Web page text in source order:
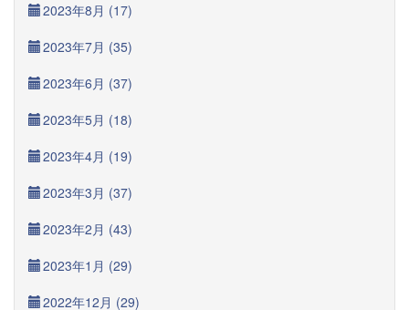
2023年8月 (17)
2023年7月 (35)
2023年6月 (37)
2023年5月 (18)
2023年4月 (19)
2023年3月 (37)
2023年2月 (43)
2023年1月 (29)
2022年12月 (29)